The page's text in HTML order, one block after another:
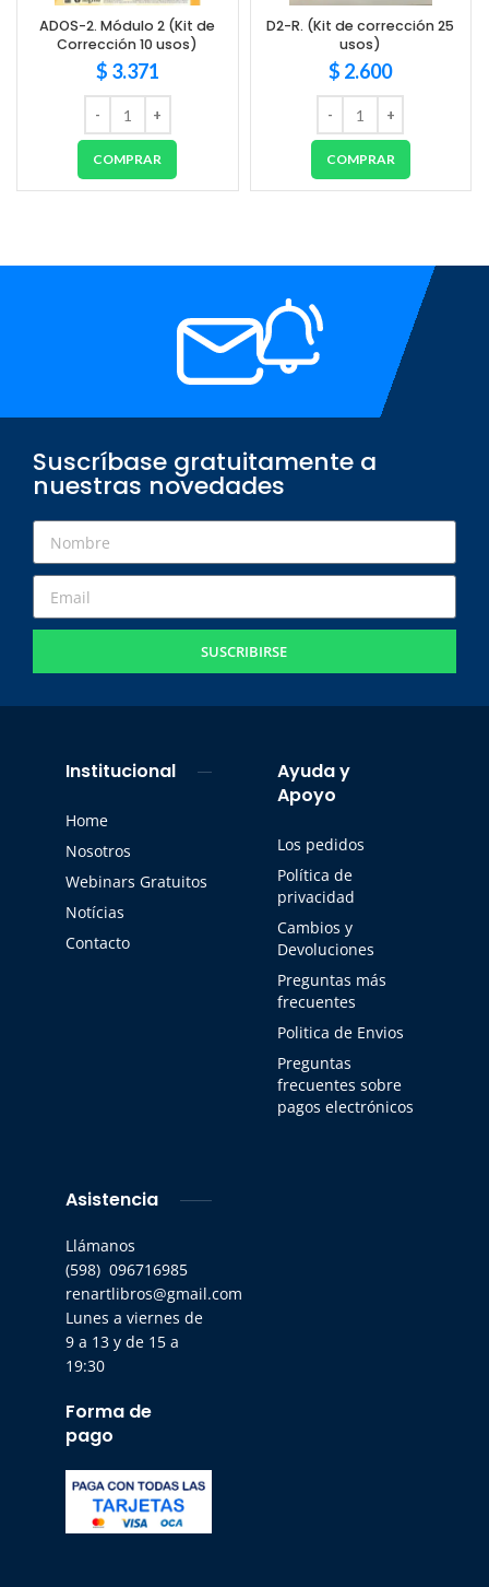
ADOS-2. Módulo 2 (Kit de
Corrección 10 usos)
$ 3.371
COMPRAR
D2-R. (Kit de corrección 25
usos)
$ 2.600
COMPRAR
Suscríbase gratuitamente a
nuestras novedades
SUSCRIBIRSE
Institucional
Home
Nosotros
Webinars Gratuitos
Notícias
Contacto
Ayuda y
Apoyo
Los pedidos
Política de
privacidad
Cambios y
Devoluciones
Preguntas más
frecuentes
Politica de Envios
Preguntas
frecuentes sobre
pagos electrónicos
Asistencia
Llámanos
(598) 096716985
renartlibros@gmail.com
Lunes a viernes de
9 a 13 y de 15 a
19:30
Forma de
pago